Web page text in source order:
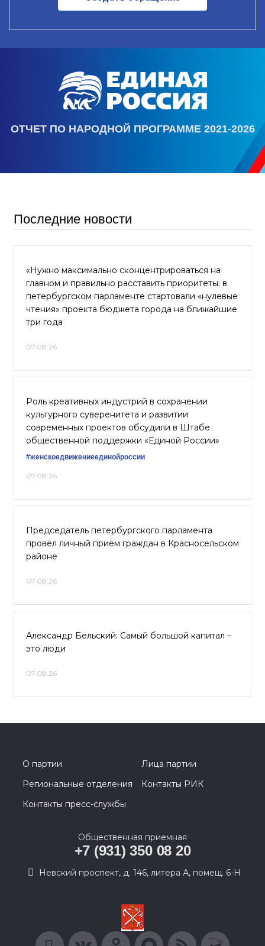
ОТЧЕТ ПО НАРОДНОЙ ПРОГРАММЕ 2021-2026
Последние новости
«Нужно максимально сконцентрироваться на
главном и правильно расставить приоритеты: в
петербургском парламенте стартовали «нулевые
чтения» проекта бюджета города на ближайшие
три года
07.08.26
Роль креативных индустрий в сохранении
культурного суверенитета и развитии
современных проектов обсудили в Штабе
общественной поддержки «Единой России»
#женскоедвижениеединойроссии
07.08.26
Председатель петербургского парламента
провёл личный приём граждан в Красносельском
районе
07.08.26
Александр Бельский: Самый большой капитал –
это люди
07.08.26
О партии
Лица партии
Региональные отделения
Контакты РИК
Контакты пресс-службы
Общественная приемная
+7 (931) 350 08 20
Невский проспект, д. 146, литера А, помещ. 6-Н